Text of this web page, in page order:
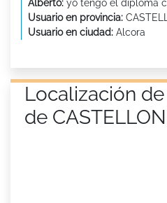
Alberto: yo tengo el diploma
Usuario en provincia:
Usuario en ciudad: Alcora
Localización
de CASTELLON